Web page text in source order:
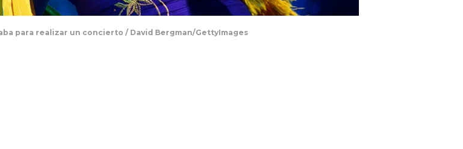
para realizar un concierto / David Bergman/GettyImages